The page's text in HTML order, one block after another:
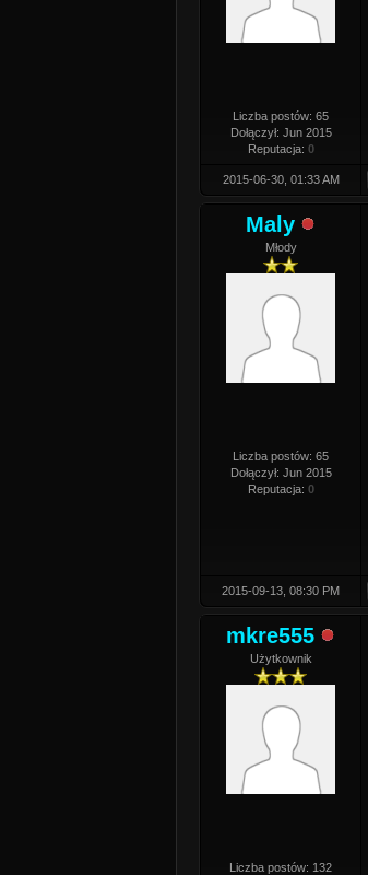
Liczba postów: 65
Dołączył: Jun 2015
Reputacja: 0
2015-06-30, 01:33 AM
Maly
Młody
Liczba postów: 65
Dołączył: Jun 2015
Reputacja: 0
2015-09-13, 08:30 PM
mkre555
Użytkownik
Liczba postów: 132